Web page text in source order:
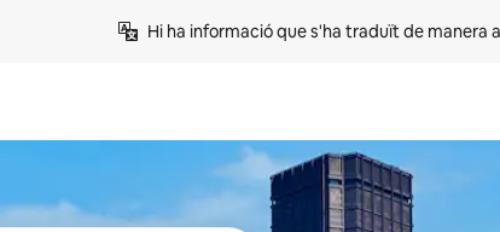
Hi ha informació que s'ha traduït de manera